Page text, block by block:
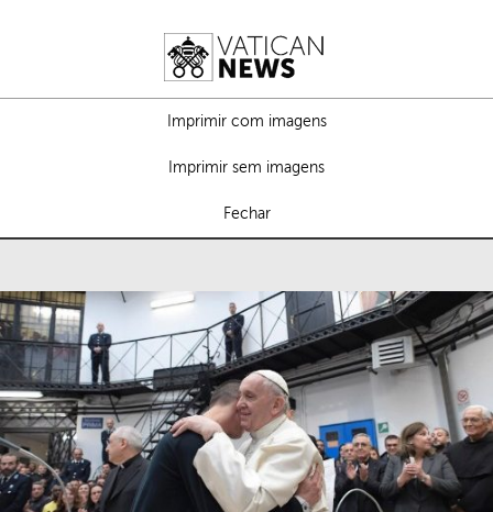
Imprimir com imagens
Imprimir sem imagens
Fechar